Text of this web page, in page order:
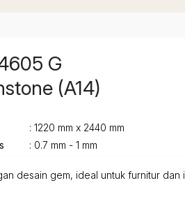
G
(A14)
: 1220 mm x 2440 mm
: 0.7 mm - 1 mm
desain gem, ideal untuk furnitur